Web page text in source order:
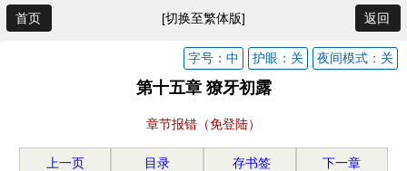
首页 [切换至繁体版] 返回
夜间模式：关
护眼：关
字号：中
第十五章 獠牙初露
章节报错（免登陆）
上一页 目录 存书签 下一章